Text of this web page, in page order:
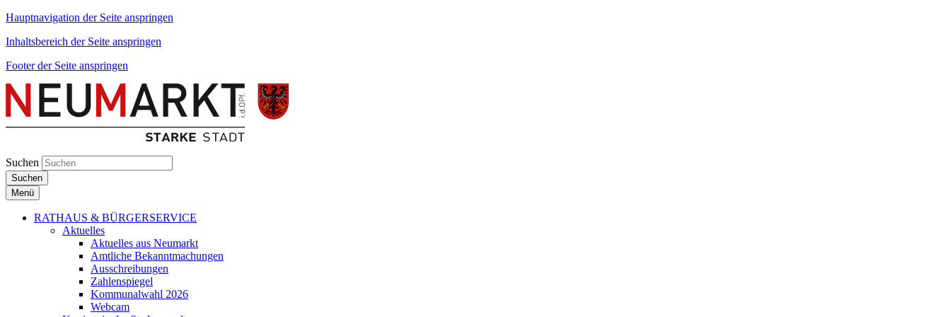
Hauptnavigation der Seite anspringen
Inhaltsbereich der Seite anspringen
Footer der Seite anspringen
Suchen
Suchen
Menü
RATHAUS & BÜRGERSERVICE
Aktuelles
Aktuelles aus Neumarkt
Amtliche Bekanntmachungen
Ausschreibungen
Zahlenspiegel
Kommunalwahl 2026
Webcam